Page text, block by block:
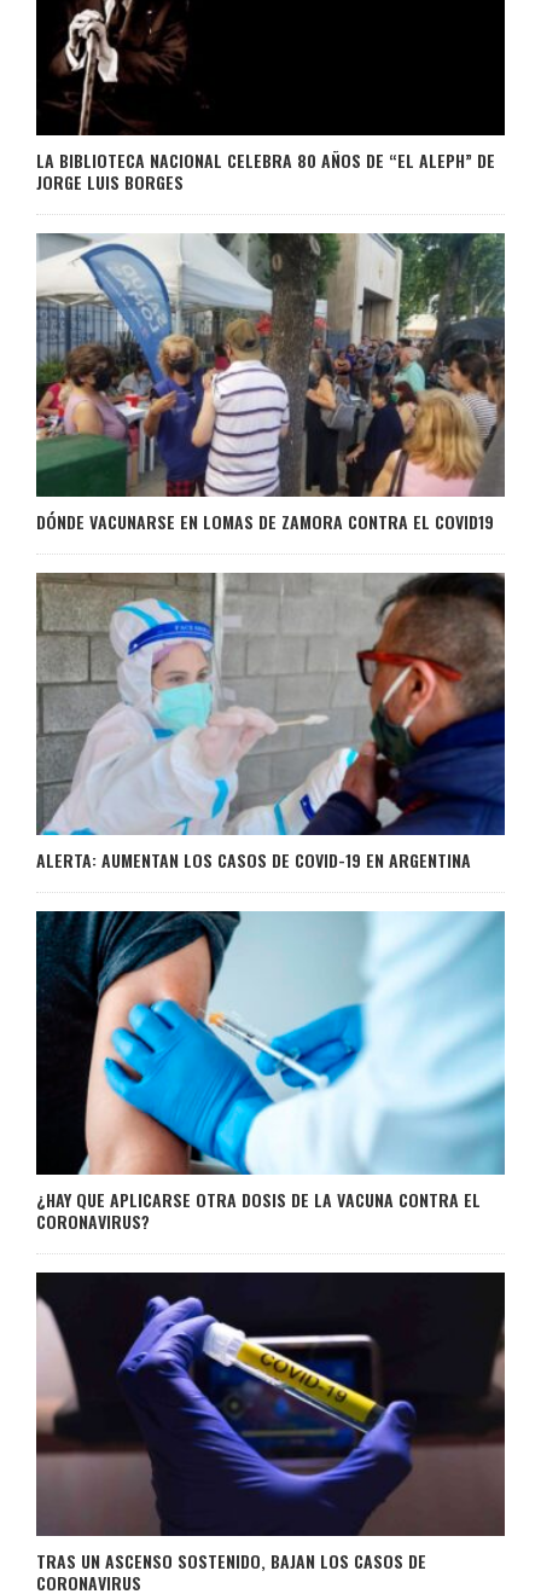
LA BIBLIOTECA NACIONAL CELEBRA 80 AÑOS DE “EL ALEPH” DE
JORGE LUIS BORGES
DÓNDE VACUNARSE EN LOMAS DE ZAMORA CONTRA EL COVID19
ALERTA: AUMENTAN LOS CASOS DE COVID-19 EN ARGENTINA
¿HAY QUE APLICARSE OTRA DOSIS DE LA VACUNA CONTRA EL
CORONAVIRUS?
TRAS UN ASCENSO SOSTENIDO, BAJAN LOS CASOS DE
CORONAVIRUS